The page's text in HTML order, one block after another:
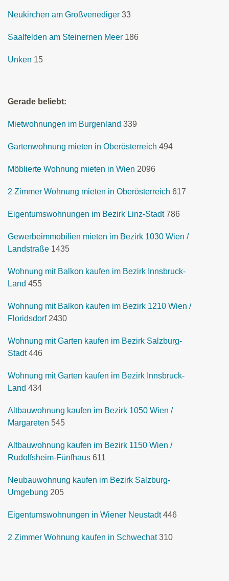
Neukirchen am Großvenediger 33
Saalfelden am Steinernen Meer 186
Unken 15
Gerade beliebt:
Mietwohnungen im Burgenland 339
Gartenwohnung mieten in Oberösterreich 494
Möblierte Wohnung mieten in Wien 2096
2 Zimmer Wohnung mieten in Oberösterreich 617
Eigentumswohnungen im Bezirk Linz-Stadt 786
Gewerbeimmobilien mieten im Bezirk 1030 Wien /
Landstraße 1435
Wohnung mit Balkon kaufen im Bezirk Innsbruck-
Land 455
Wohnung mit Balkon kaufen im Bezirk 1210 Wien /
Floridsdorf 2430
Wohnung mit Garten kaufen im Bezirk Salzburg-
Stadt 446
Wohnung mit Garten kaufen im Bezirk Innsbruck-
Land 434
Altbauwohnung kaufen im Bezirk 1050 Wien /
Margareten 545
Altbauwohnung kaufen im Bezirk 1150 Wien /
Rudolfsheim-Fünfhaus 611
Neubauwohnung kaufen im Bezirk Salzburg-
Umgebung 205
Eigentumswohnungen in Wiener Neustadt 446
2 Zimmer Wohnung kaufen in Schwechat 310